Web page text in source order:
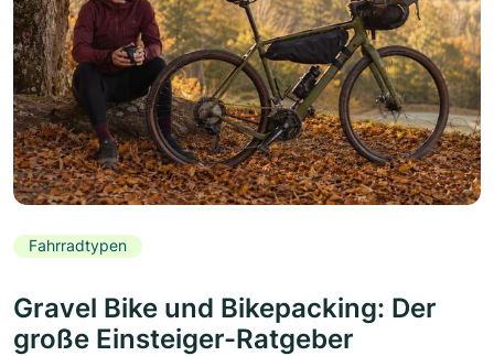
Fahrradtypen
Gravel Bike und Bikepacking: Der
große Einsteiger-Ratgeber